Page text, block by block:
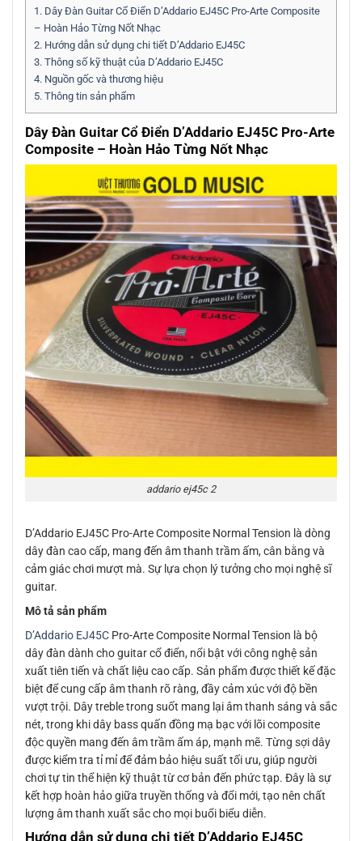
1. Dây Đàn Guitar Cổ Điển D’Addario EJ45C Pro-Arte Composite
– Hoàn Hảo Từng Nốt Nhạc
2. Hướng dẫn sử dụng chi tiết D’Addario EJ45C
3. Thông số kỹ thuật của D’Addario EJ45C
4. Nguồn gốc và thương hiệu
5. Thông tin sản phẩm
Dây Đàn Guitar Cổ Điển D’Addario EJ45C Pro-Arte
Composite – Hoàn Hảo Từng Nốt Nhạc
addario ej45c 2
D’Addario EJ45C Pro-Arte Composite Normal Tension là dòng
dây đàn cao cấp, mang đến âm thanh trầm ấm, cân bằng và
cảm giác chơi mượt mà. Sự lựa chọn lý tưởng cho mọi nghệ sĩ
guitar.
Mô tả sản phẩm
D’Addario EJ45C Pro-Arte Composite Normal Tension là bộ
dây đàn dành cho guitar cổ điển, nổi bật với công nghệ sản
xuất tiên tiến và chất liệu cao cấp. Sản phẩm được thiết kế đặc
biệt để cung cấp âm thanh rõ ràng, đầy cảm xúc với độ bền
vượt trội. Dây treble trong suốt mang lại âm thanh sáng và sắc
nét, trong khi dây bass quấn đồng mạ bạc với lõi composite
độc quyền mang đến âm trầm ấm áp, mạnh mẽ. Từng sợi dây
được kiểm tra tỉ mỉ để đảm bảo hiệu suất tối ưu, giúp người
chơi tự tin thể hiện kỹ thuật từ cơ bản đến phức tạp. Đây là sự
kết hợp hoàn hảo giữa truyền thống và đổi mới, tạo nên chất
lượng âm thanh xuất sắc cho mọi buổi biểu diễn.
Hướng dẫn sử dụng chi tiết D’Addario EJ45C